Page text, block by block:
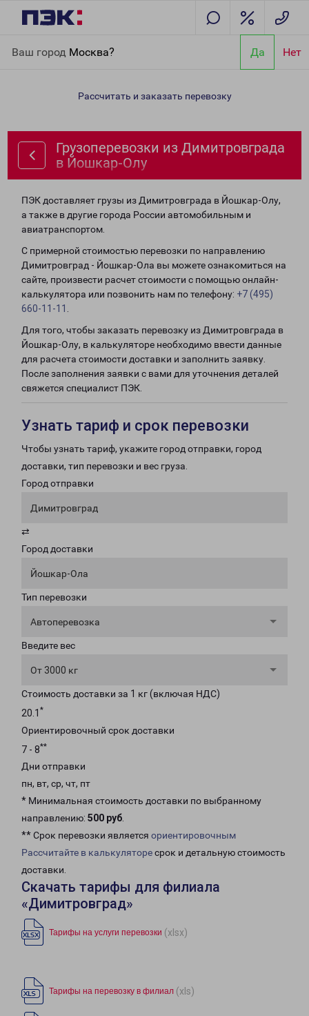
Ваш город Москва? Да Нет
Йошкар-Олу
Рассчитать и заказать перевозку
Грузоперевозки из Димитровграда
в Йошкар-Олу
ПЭК доставляет грузы из Димитровграда в Йошкар-Олу,
а также в другие города России автомобильным и
авиатранспортом.
С примерной стоимостью перевозки по направлению
Димитровград - Йошкар-Ола вы можете ознакомиться на
сайте, произвести расчет стоимости с помощью онлайн-
калькулятора или позвонить нам по телефону: +7 (495)
660-11-11
Для того, чтобы заказать перевозку из Димитровграда в
Йошкар-Олу, в калькуляторе необходимо ввести данные
для расчета стоимости доставки и заполнить заявку.
После заполнения заявки с вами для уточнения деталей
свяжется специалист ПЭК.
Узнать тариф и срок перевозки
Чтобы узнать тариф, укажите город отправки, город
доставки, тип перевозки и вес груза.
Город отправки
Димитровград
⇄
Город доставки
Йошкар-Ола
Тип перевозки
Автоперевозка
Введите вес
От 3000 кг
Стоимость доставки за 1 кг (включая НДС)
20.1 *
Ориентировочный срок доставки
7 - 8**
Дни отправки
пн, вт, ср, чт, пт
* Минимальная стоимость доставки по выбранному
направлению: 500 руб.
** Срок перевозки является ориентировочным
Рассчитайте в калькуляторесрок и детальную стоимость
доставки.
Скачать тарифы для филиала
«Димитровград»
Тарифы на услуги перевозки (xlsx)
Тарифы на перевозку в филиал (xls)